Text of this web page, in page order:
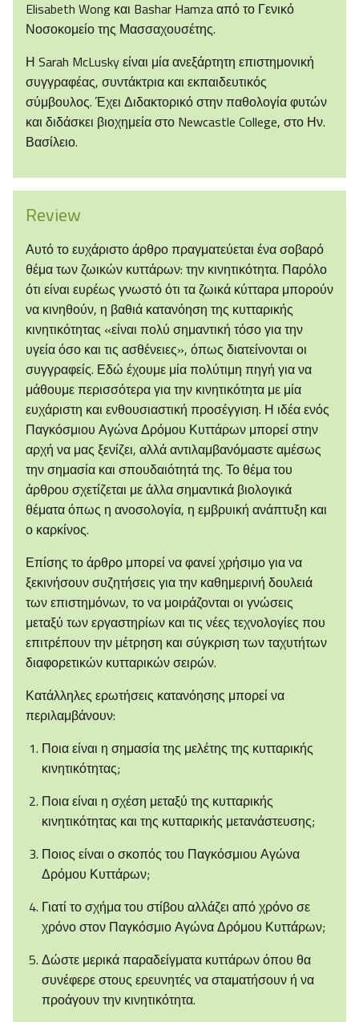
Elisabeth Wong και Bashar Hamza από το Γενικό
Νοσοκομείο της Μασσαχουσέτης.
Η Sarah McLusky είναι μία ανεξάρτητη επιστημονική
συγγραφέας, συντάκτρια και εκπαιδευτικός
σύμβουλος. Έχει Διδακτορικό στην παθολογία φυτών
και διδάσκει βιοχημεία στο Newcastle College, στο Ην.
Βασίλειο.
Review
Αυτό το ευχάριστο άρθρο πραγματεύεται ένα σοβαρό
θέμα των ζωικών κυττάρων: την κινητικότητα. Παρόλο
ότι είναι ευρέως γνωστό ότι τα ζωικά κύτταρα μπορούν
να κινηθούν, η βαθιά κατανόηση της κυτταρικής
κινητικότητας «είναι πολύ σημαντική τόσο για την
υγεία όσο και τις ασθένειες», όπως διατείνονται οι
συγγραφείς. Εδώ έχουμε μία πολύτιμη πηγή για να
μάθουμε περισσότερα για την κινητικότητα με μία
ευχάριστη και ενθουσιαστική προσέγγιση. Η ιδέα ενός
Παγκόσμιου Αγώνα Δρόμου Κυττάρων μπορεί στην
αρχή να μας ξενίζει, αλλά αντιλαμβανόμαστε αμέσως
την σημασία και σπουδαιότητά της. Το θέμα του
άρθρου σχετίζεται με άλλα σημαντικά βιολογικά
θέματα όπως η ανοσολογία, η εμβρυική ανάπτυξη και
ο καρκίνος.
Επίσης το άρθρο μπορεί να φανεί χρήσιμο για να
ξεκινήσουν συζητήσεις για την καθημερινή δουλειά
των επιστημόνων, το να μοιράζονται οι γνώσεις
μεταξύ των εργαστηρίων και τις νέες τεχνολογίες που
επιτρέπουν την μέτρηση και σύγκριση των ταχυτήτων
διαφορετικών κυτταρικών σειρών.
Κατάλληλες ερωτήσεις κατανόησης μπορεί να
περιλαμβάνουν:
Ποια είναι η σημασία της μελέτης της κυτταρικής
κινητικότητας;
Ποια είναι η σχέση μεταξύ της κυτταρικής
κινητικότητας και της κυτταρικής μετανάστευσης;
Ποιος είναι ο σκοπός του Παγκόσμιου Αγώνα
Δρόμου Κυττάρων;
Γιατί το σχήμα του στίβου αλλάζει από χρόνο σε
χρόνο στον Παγκόσμιο Αγώνα Δρόμου Κυττάρων;
Δώστε μερικά παραδείγματα κυττάρων όπου θα
συνέφερε στους ερευνητές να σταματήσουν ή να
προάγουν την κινητικότητα.